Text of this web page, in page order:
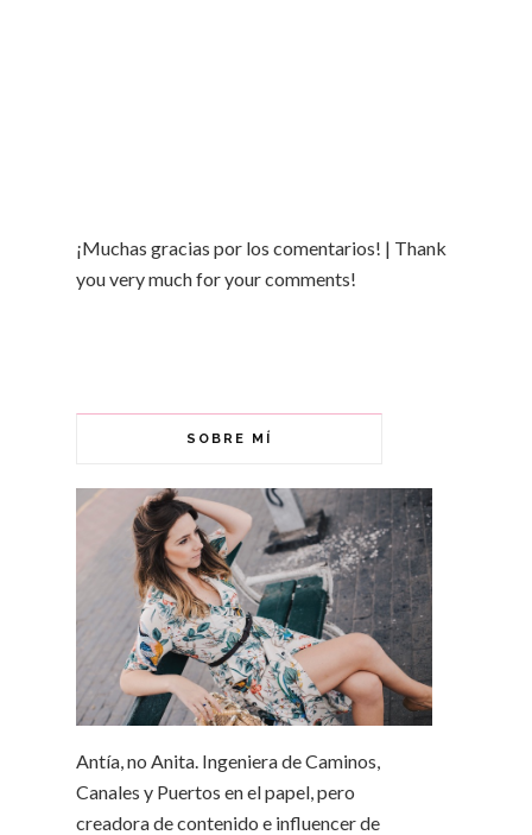
¡Muchas gracias por los comentarios! | Thank
you very much for your comments!
SOBRE MÍ
Antía, no Anita. Ingeniera de Caminos,
Canales y Puertos en el papel, pero
creadora de contenido e influencer de